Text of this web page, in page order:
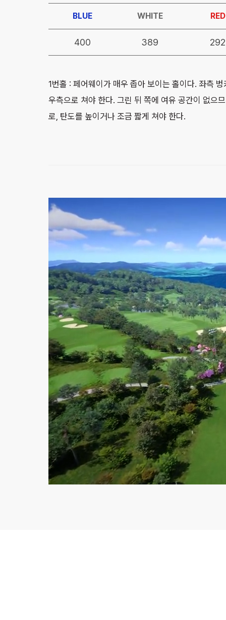
BLUE WHITE RED
400 389 292
1번홀 : 페어웨이가 매우 좁아 보이는 홀이다. 좌측 벙
우측으로 쳐야 한다. 그린 뒤 쪽에 여유 공간이 없으므
로, 탄도를 높이거나 조금 짧게 쳐야 한다.